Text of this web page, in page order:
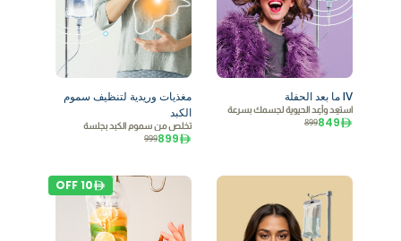
IV ما بعد الحفلة
استعِد وأعِد الحيوية لجسمك بسرعة
849
899
مغذيات وريدية لتنظيف سموم
الكبد
تخلص من سموم الكبد بجلسة
899
999
10
OFF